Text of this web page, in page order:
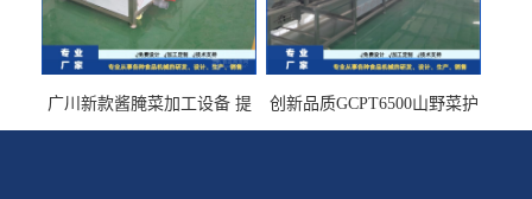
广川新款酱腌菜加工设备 提
供成套生产线 （免费设计）
创新品质GCPT6500山野菜护
色杀青机 输送式 效率高